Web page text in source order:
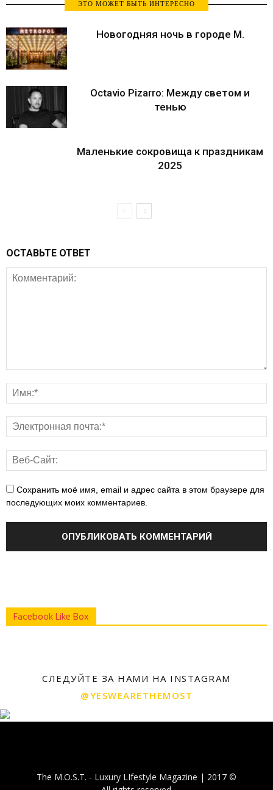
ЭТО МОЖЕТ БЫТЬ ИНТЕРЕСНО
Новогодняя ночь в городе М.
Octavio Pizarro: Mежду светом и
тенью
Маленькие сокровища к праздникам
2025
ОСТАВЬТЕ ОТВЕТ
Сохранить моё имя, email и адрес сайта в этом браузере для
последующих моих комментариев.
Facebook Like Box
СЛЕДУЙТЕ ЗА НАМИ НА INSTAGRAM
@YESWEARETHEMOST
The M.O.S.T. - Luxury LIfestyle Magazine | 2017 ©